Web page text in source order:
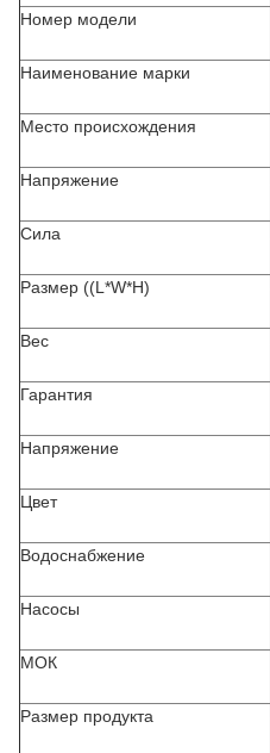
Номер модели
Наименование марки
Место происхождения
Напряжение
Сила
Размер ((L*W*H)
Вес
Гарантия
Напряжение
Цвет
Водоснабжение
Насосы
МОК
Размер продукта